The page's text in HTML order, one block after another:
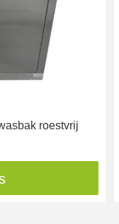
roestvrij